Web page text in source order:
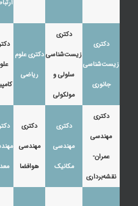
دکتری
زیست‌شناسی
جانوری
دکتری
زیست‌شناسی
سلولی و
مولکولی
دکتری علوم
ریاضی
دکتری
مهندسی
عمران-
نقشه‌برداری
دکتری
مهندسی
مکانیک
دکتری
مهندسی
هوافضا